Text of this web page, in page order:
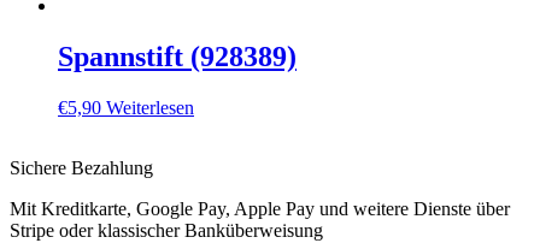
Spannstift (928389)
€5,90 Weiterlesen
Sichere Bezahlung
Mit Kreditkarte, Google Pay, Apple Pay und weitere Dienste über
Stripe oder klassischer Banküberweisung